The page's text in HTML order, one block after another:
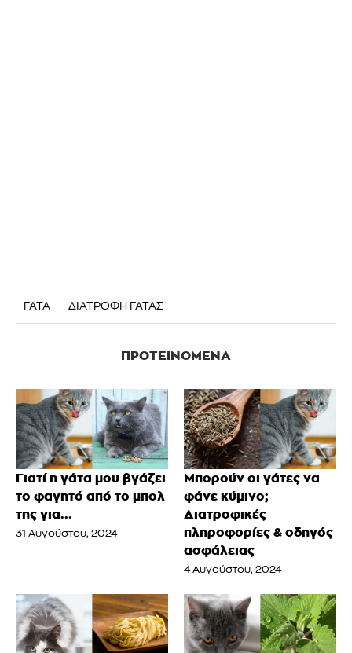
ΓΑΤΑ ΔΙΑΤΡΟΦΗ ΓΑΤΑΣ
ΠΡΟΤΕΙΝΌΜΕΝΑ
Γιατί η γάτα μου βγάζει
το φαγητό από το μπολ
της για...
31 Αυγούστου, 2024
Μπορούν οι γάτες να
φάνε κύμινο;
Διατροφικές
πληροφορίες & οδηγός
ασφάλειας
4 Αυγούστου, 2024